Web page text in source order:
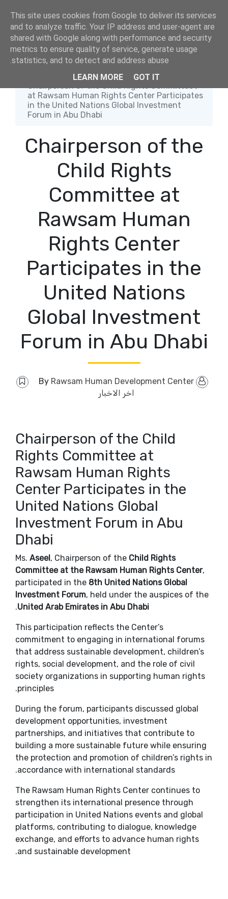
الصفحة الرئيسية
اخر الاخبار
Chairperson of the Child Rights Committee
at Rawsam Human Rights Center Participates
in the United Nations Global Investment
Forum in Abu Dhabi
Chairperson of the
Child Rights
Committee at
Rawsam Human
Rights Center
Participates in the
United Nations
Global Investment
Forum in Abu Dhabi
By
Rawsam Human Development Center
اخر الاخبار
Chairperson of the Child
Rights Committee at
Rawsam Human Rights
Center Participates in the
United Nations Global
Investment Forum in Abu
Dhabi
Ms. Aseel, Chairperson of the Child Rights
Committee at the Rawsam Human Rights Center,
participated in the 8th United Nations Global
Investment Forum, held under the auspices of the
United Arab Emirates in Abu Dhabi
.
This participation reflects the Center’s
commitment to engaging in international forums
that address sustainable development, children’s
rights, social development, and the role of civil
society organizations in supporting human rights
principles.
During the forum, participants discussed global
development opportunities, investment
partnerships, and initiatives that contribute to
building a more sustainable future while ensuring
the protection and promotion of children’s rights in
accordance with international standards.
The Rawsam Human Rights Center continues to
strengthen its international presence through
participation in United Nations events and global
platforms, contributing to dialogue, knowledge
exchange, and efforts to advance human rights
and sustainable development.
This site uses cookies from Google to deliver its services
and to analyze traffic. Your IP address and user-agent are
shared with Google along with performance and security
metrics to ensure quality of service, generate usage
statistics, and to detect and address abuse.
LEARN MORE
GOT IT